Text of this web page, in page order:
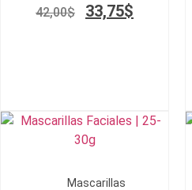
42,00$ 33,75$
Mascarillas